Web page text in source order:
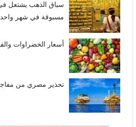
سباق الذهب يشتعل
مسبوقة في شهر واحد
أسعار الخضراوات
تحذير مصري من